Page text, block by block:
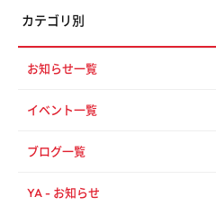
カテゴリ別
お知らせ一覧
イベント一覧
ブログ一覧
YA - お知らせ